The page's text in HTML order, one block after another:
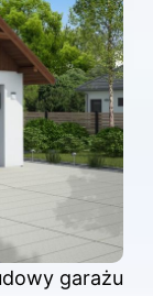
garażu